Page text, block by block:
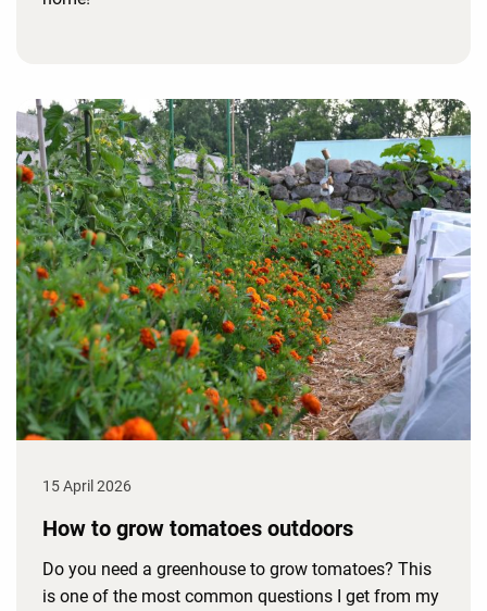
15 April 2026
How to grow tomatoes outdoors
Do you need a greenhouse to grow tomatoes? This
is one of the most common questions I get from my